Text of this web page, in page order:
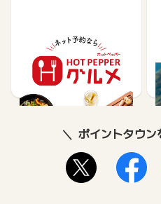
【ホットペッパーグル
メ】レストラン予約
85
ポイントタウン